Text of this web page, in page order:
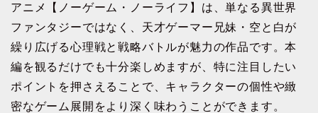
アニメ【ノーゲーム・ノーライフ】は、単なる異世界
ファンタジーではなく、天才ゲーマー兄妹・空と白が
繰り広げる心理戦と戦略バトルが魅力の作品です。本
編を観るだけでも十分楽しめますが、特に注目したい
ポイントを押さえることで、キャラクターの個性や緻
密なゲーム展開をより深く味わうことができます。